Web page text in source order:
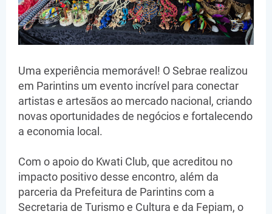
Uma experiência memorável! O Sebrae realizou
em Parintins um evento incrível para conectar
artistas e artesãos ao mercado nacional, criando
novas oportunidades de negócios e fortalecendo
a economia local.
Com o apoio do Kwati Club, que acreditou no
impacto positivo desse encontro, além da
parceria da Prefeitura de Parintins com a
Secretaria de Turismo e Cultura e da Fepiam, o